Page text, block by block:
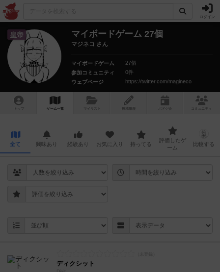
ログイン
皇帝 マイボードゲーム 27個
マジネコ さん
マイボードゲーム
27個
参加コミュニティ
0件
ウェブページ
https://twitter.com/magineco
トップ ゲーム一覧 マイリスト 投稿履歴 ボ ドゲ コミュニティ
全て 興味あり 経験あり お気に入り 持ってる
評価したゲ
ーム
比較する
ディクシット